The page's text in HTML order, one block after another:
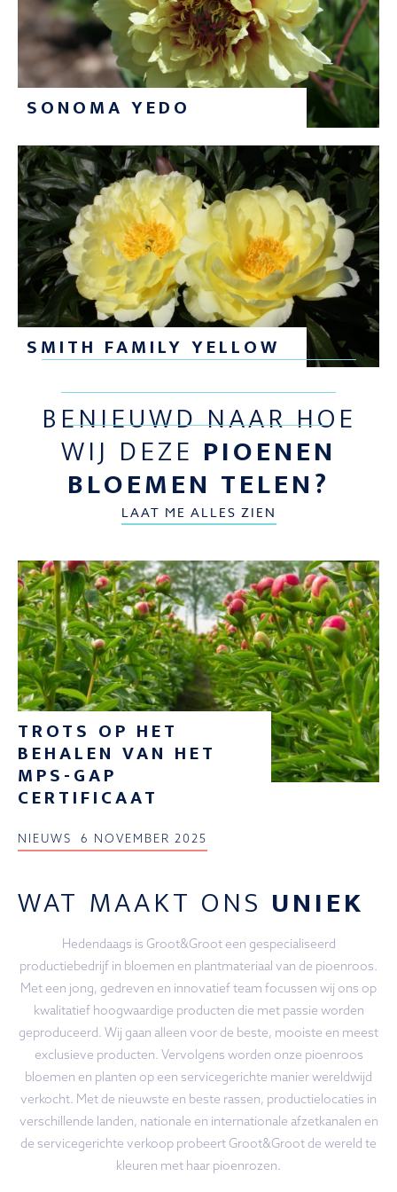
SONOMA YEDO
SMITH FAMILY YELLOW
BENIEUWD NAAR HOE
WIJ DEZE PIOENEN
BLOEMEN TELEN?
LAAT ME ALLES ZIEN
TROTS OP HET
BEHALEN VAN HET
MPS-GAP
CERTIFICAAT
NIEUWS 6 NOVEMBER 2025
WAT MAAKT ONS UNIEK
Hedendaags is Groot&Groot een gespecialiseerd
productiebedrijf in bloemen en plantmateriaal van de pioenroos.
Met een jong, gedreven en innovatief team focussen wij ons op
kwalitatief hoogwaardige producten die met passie worden
geproduceerd. Wij gaan alleen voor de beste, mooiste en meest
exclusieve producten. Vervolgens worden onze pioenroos
bloemen en planten op een servicegerichte manier wereldwijd
verkocht. Met de nieuwste en beste rassen, productielocaties in
verschillende landen, nationale en internationale afzetkanalen en
de servicegerichte verkoop probeert Groot&Groot de wereld te
kleuren met haar pioenrozen.